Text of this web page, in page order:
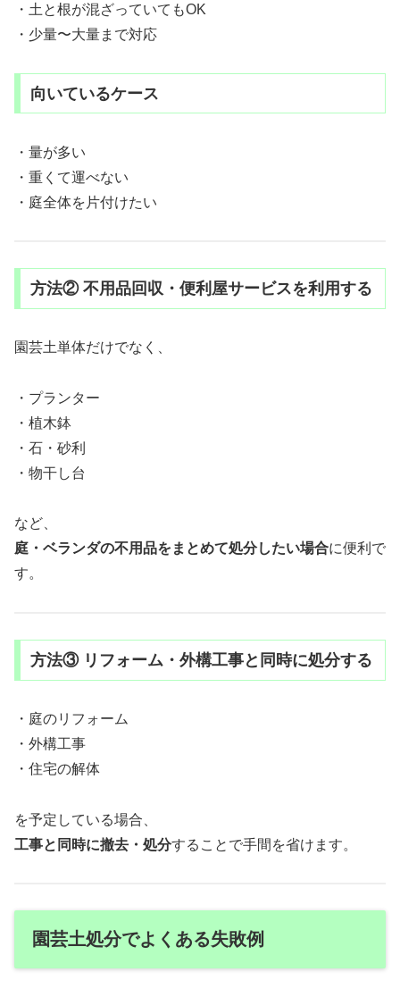
・土と根が混ざっていてもOK
・少量〜大量まで対応
向いているケース
・量が多い
・重くて運べない
・庭全体を片付けたい
方法② 不用品回収・便利屋サービスを利用する
園芸土単体だけでなく、
・プランター
・植木鉢
・石・砂利
・物干し台
など、
庭・ベランダの不用品をまとめて処分したい場合に便利で
す。
方法③ リフォーム・外構工事と同時に処分する
・庭のリフォーム
・外構工事
・住宅の解体
を予定している場合、
工事と同時に撤去・処分することで手間を省けます。
園芸土処分でよくある失敗例